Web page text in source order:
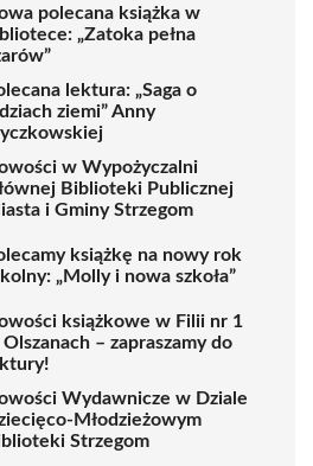
polecana książka w
„Zatoka pełna
lektura: „Saga o
ziemi” Anny
w Wypożyczalni
Biblioteki Publicznej
i Gminy Strzegom
książkę na nowy rok
„Molly i nowa szkoła”
książkowe w Filii nr 1
– zapraszamy do
Wydawnicze w Dziale
Młodzieżowym
Strzegom